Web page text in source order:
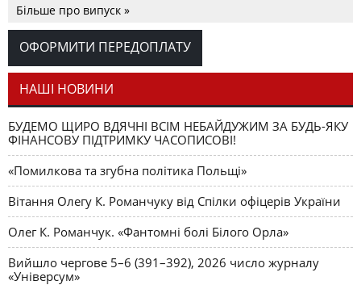
РЕЦЕНЗІЇ Петро Іванишин
Романчука
СЛОВО РЕДАКЦІЙНЕ Олег К. Романчук
як уособлення української політстратегії й тактики
Більше про випуск »
ОФОРМИТИ ПЕРЕДОПЛАТУ
НАШІ НОВИНИ
БУДЕМО ЩИРО ВДЯЧНІ ВСІМ НЕБАЙДУЖИМ ЗА БУДЬ-ЯКУ
ФІНАНСОВУ ПІДТРИМКУ ЧАСОПИСОВІ!
«Помилкова та згубна політика Польщі»
Вітання Олегу К. Романчуку від Спілки офіцерів України
Олег К. Романчук. «Фантомні болі Білого Орла»
Вийшло чергове 5–6 (391–392), 2026 число журналу
«Універсум»